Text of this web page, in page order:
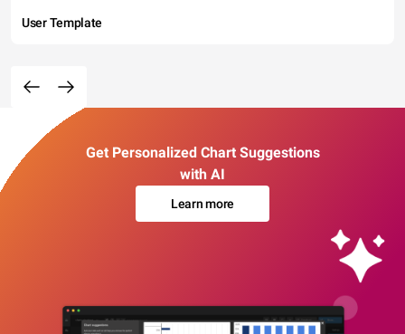
User Template
Get Personalized Chart Suggestions
with AI
Learn more